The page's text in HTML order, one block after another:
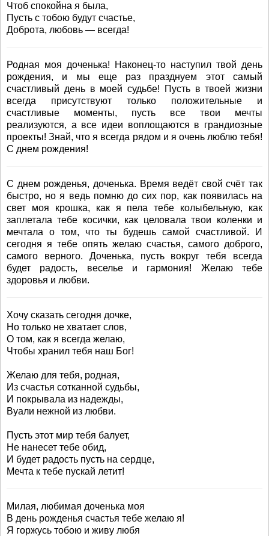
Чтоб спокойна я была,
Пусть с тобою будут счастье,
Доброта, любовь — всегда!
Родная моя доченька! Наконец-то наступил твой день
рождения, и мы еще раз празднуем этот самый
счастливый день в моей судьбе! Пусть в твоей жизни
всегда присутствуют только положительные и
счастливые моменты, пусть все твои мечты
реализуются, а все идеи воплощаются в грандиозные
проекты! Знай, что я всегда рядом и я очень люблю тебя!
С днем рождения!
С днем рожденья, доченька. Время ведёт свой счёт так
быстро, но я ведь помню до сих пор, как появилась на
свет моя крошка, как я пела тебе колыбельную, как
заплетала тебе косички, как целовала твои коленки и
мечтала о том, что ты будешь самой счастливой. И
сегодня я тебе опять желаю счастья, самого доброго,
самого верного. Доченька, пусть вокруг тебя всегда
будет радость, веселье и гармония! Желаю тебе
здоровья и любви.
Хочу сказать сегодня дочке,
Но только не хватает слов,
О том, как я всегда желаю,
Чтобы хранил тебя наш Бог!
Желаю для тебя, родная,
Из счастья сотканной судьбы,
И покрывала из надежды,
Вуали нежной из любви.
Пусть этот мир тебя балует,
Не нанесет тебе обид,
И будет радость пусть на сердце,
Мечта к тебе пускай летит!
Милая, любимая доченька моя
В день рожденья счастья тебе желаю я!
Я горжусь тобою и живу любя